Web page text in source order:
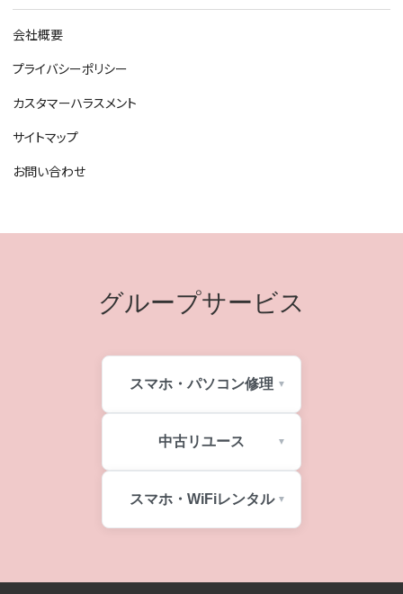
会社概要
プライバシーポリシー
カスタマーハラスメント
サイトマップ
お問い合わせ
グループサービス
スマホ・パソコン修理
中古リユース
スマホ・WiFiレンタル